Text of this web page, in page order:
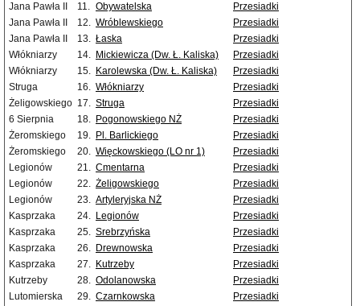
Jana Pawła II
11. Obywatelska
Przesiadki
Jana Pawła II
12. Wróblewskiego
Przesiadki
Jana Pawła II
13. Łaska
Przesiadki
Włókniarzy
14. Mickiewicza (Dw. Ł. Kaliska)
Przesiadki
Włókniarzy
15. Karolewska (Dw. Ł. Kaliska)
Przesiadki
Struga
16. Włókniarzy
Przesiadki
Żeligowskiego 17. Struga
Przesiadki
6 Sierpnia
18. Pogonowskiego NŻ
Przesiadki
Żeromskiego
19. Pl. Barlickiego
Przesiadki
Żeromskiego
20. Więckowskiego (LO nr 1)
Przesiadki
Legionów
21. Cmentarna
Przesiadki
Legionów
22. Żeligowskiego
Przesiadki
Legionów
23. Artyleryjska NŻ
Przesiadki
Kasprzaka
24. Legionów
Przesiadki
Kasprzaka
25. Srebrzyńska
Przesiadki
Kasprzaka
26. Drewnowska
Przesiadki
Kasprzaka
27. Kutrzeby
Przesiadki
Kutrzeby
28. Odolanowska
Przesiadki
Lutomierska
29. Czarnkowska Przesiadki